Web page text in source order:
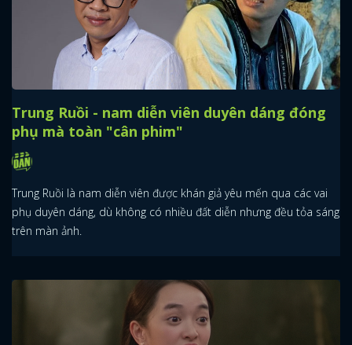
Trung Ruồi - nam diễn viên duyên dáng đóng
phụ mà toàn "cân phim"
Trung Ruồi là nam diễn viên được khán giả yêu mến qua các vai
phụ duyên dáng, dù không có nhiều đất diễn nhưng đều tỏa sáng
trên màn ảnh.